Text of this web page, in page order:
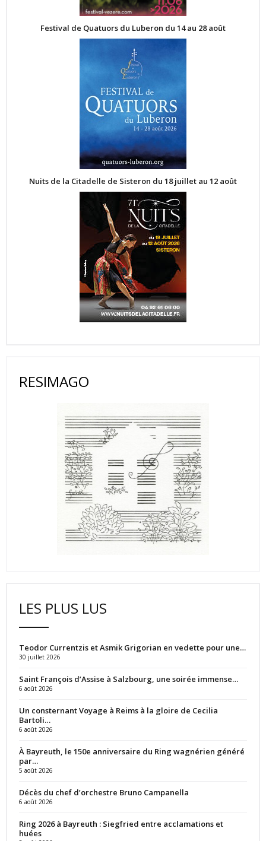
Festival de Quatuors du Luberon du 14 au 28 août
Nuits de la Citadelle de Sisteron du 18 juillet au 12 août
RESIMAGO
LES PLUS LUS
Teodor Currentzis et Asmik Grigorian en vedette pour une…
30 juillet 2026
Saint François d’Assise à Salzbourg, une soirée immense…
6 août 2026
Un consternant Voyage à Reims à la gloire de Cecilia
Bartoli…
6 août 2026
À Bayreuth, le 150e anniversaire du Ring wagnérien généré
par…
5 août 2026
Décès du chef d’orchestre Bruno Campanella
6 août 2026
Ring 2026 à Bayreuth : Siegfried entre acclamations et
huées